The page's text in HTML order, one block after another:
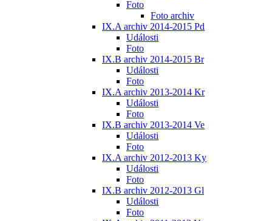
Foto
Foto archiv
IX.A archiv 2014-2015 Pd
Události
Foto
IX.B archiv 2014-2015 Br
Události
Foto
IX.A archiv 2013-2014 Kr
Události
Foto
IX.B archiv 2013-2014 Ve
Události
Foto
IX.A archiv 2012-2013 Ky
Události
Foto
IX.B archiv 2012-2013 Gl
Události
Foto